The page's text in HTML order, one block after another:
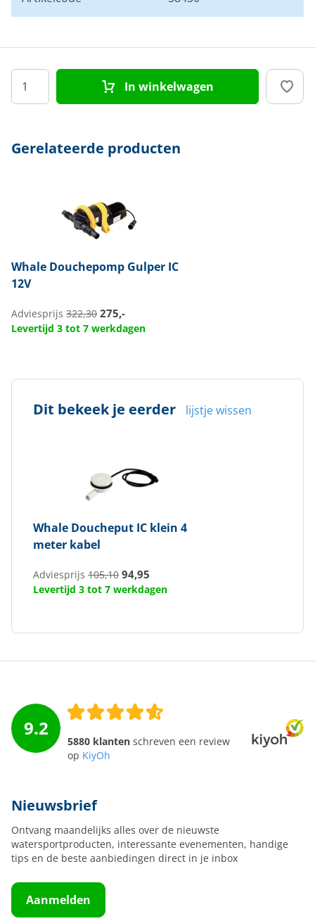
In winkelwagen
Gerelateerde producten
Whale Douchepomp Gulper IC
12V
Adviesprijs 322,30 275,-
Levertijd 3 tot 7 werkdagen
Dit bekeek je eerder lijstje wissen
Whale Doucheput IC klein 4
meter kabel
Adviesprijs 105,10 94,95
Levertijd 3 tot 7 werkdagen
9.2
5880 klanten schreven een review
op KiyOh
Nieuwsbrief
Ontvang maandelijks alles over de nieuwste
watersportproducten, interessante evenementen, handige
tips en de beste aanbiedingen direct in je inbox
Aanmelden